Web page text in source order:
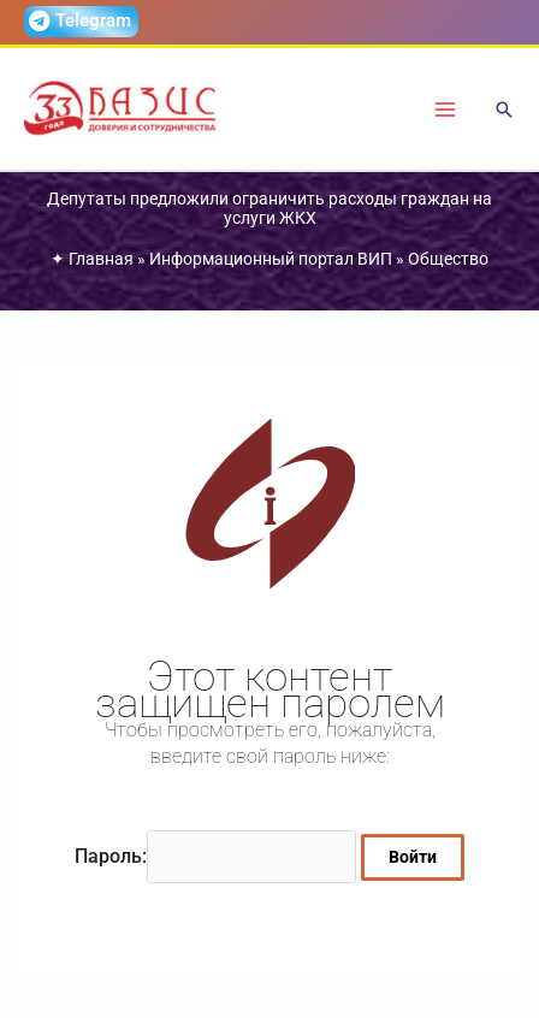
ПерейтиTelegram
Депутаты предложили ограничить расходы граждан на
услуги ЖКХ
✦Главная»Информационный портал ВИП»Общество
Этот контент
защищен паролем
Чтобы просмотреть его, пожалуйста,
введите свой пароль ниже:
Пароль: